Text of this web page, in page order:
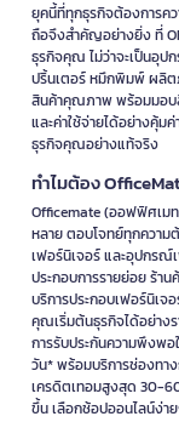
ยุคนี้ที่ทุกธุรกิจต้องการค
ถือจึงสำคัญอย่างยิ่ง ที่
ธุรกิจคุณ ไม่ว่าจะเป็นอุป
ปริ้นเตอร์ หมึกพิมพ์ ผลิต
สินค้าคุณภาพ พร้อมมอบ
และค่าใช้จ่ายได้อย่างคุ้
ธุรกิจคุณอย่างแท้จริง
ทำไมต้อง
Officemate (ออฟฟิศเ
หลาย ตอบโจทย์ทุกความ
เฟอร์นิเจอร์ และอุปกรณ์
ประกอบการรายย่อย ร้า
บริการประกอบเฟอร์นิเจ
คุณเริ่มต้นธุรกิจได้อย่าง
การรับประกันความพึงพอ
วัน* พร้อมบริการช่องทา
เครดิตเทอมสูงสุด 30-
ขึ้น เลือกช้อปออนไลน์ง่า